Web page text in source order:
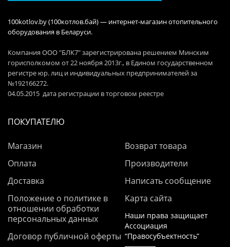
100kotlov.by (100котлов.бай) — интернет-магазин отопительного
оборудования в Беларуси.
Компания ООО "БЛК7" зарегистрирована решением Минским
горисполкомом от 22 ноября 2013г., в Едином государственном
регистре юр. лиц и индивидуальных предпринимателей за
№192166272.
04.05.2015 дата регистрации в торговом реестре
ПОКУПАТЕЛЮ
Магазин
Оплата
Доставка
Положение о политике в
отношении обработки
персональных данных
Договор публичной оферты
Возврат товара
Производители
Написать сообщение
Карта сайта
Наши права защищает
Ассоциация
“Правосубъектность”